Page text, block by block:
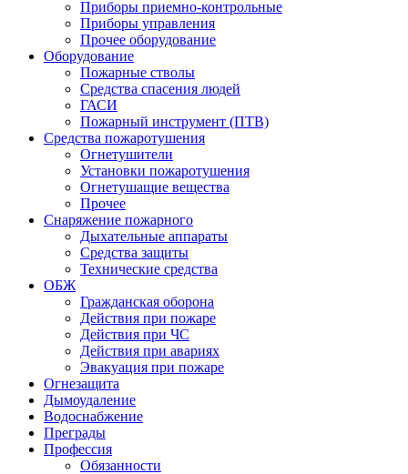
Приборы приемно-контрольные
Приборы управления
Прочее оборудование
Оборудование
Пожарные стволы
Средства спасения людей
ГАСИ
Пожарный инструмент (ПТВ)
Средства пожаротушения
Огнетушители
Установки пожаротушения
Огнетушащие вещества
Прочее
Снаряжение пожарного
Дыхательные аппараты
Средства защиты
Технические средства
ОБЖ
Гражданская оборона
Действия при пожаре
Действия при ЧС
Действия при авариях
Эвакуация при пожаре
Огнезащита
Дымоудаление
Водоснабжение
Преграды
Профессия
Обязанности